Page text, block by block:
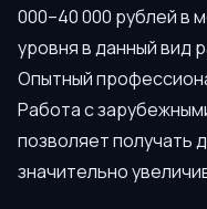
000–40 000 рублей в
уровня в данный вид
Опытный
Работа с
позволяет получать
значительно